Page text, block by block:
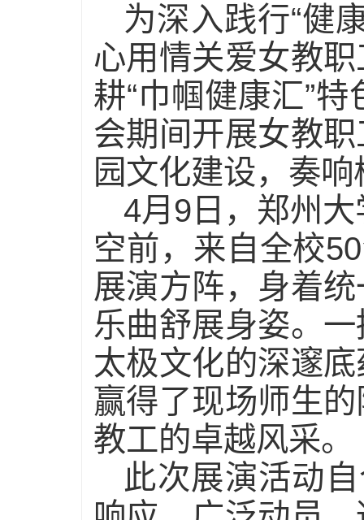
为深入践行“健
心用情关爱女教
耕“巾帼健康汇”
会期间开展女教
园文化建设，奏
4月9日，郑州
空前，来自全校
展演方阵，身着
乐曲舒展身姿。
太极文化的深邃
赢得了现场师生
教工的卓越风采。
此次展演活动